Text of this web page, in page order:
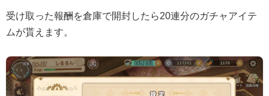
受け取った報酬を倉庫で開封したら20連分のガチャアイテ
ムが貰えます。